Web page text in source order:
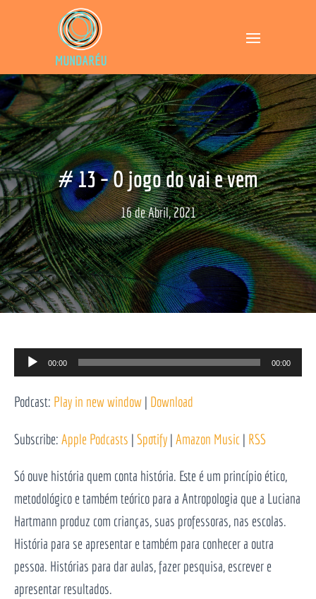
# 13 – O jogo do vai e vem
16 de Abril, 2021
Reprodutor
de
áudio
00:00 00:00
Podcast: Play in new window | Download
Subscribe: Apple Podcasts | Spotify | Amazon Music | RSS
Só ouve história quem conta história. Este é um princípio ético,
metodológico e também teórico para a Antropologia que a Luciana
Hartmann produz com crianças, suas professoras, nas escolas.
História para se apresentar e também para conhecer a outra
pessoa. Histórias para dar aulas, fazer pesquisa, escrever e
apresentar resultados.